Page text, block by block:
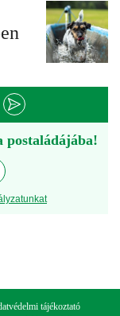
postaládájába!
tájékoztató